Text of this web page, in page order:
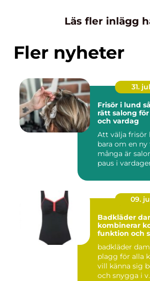
Läs fler inlägg
Fler nyheter
31. jul
Frisör i lund så hittar du
rätt salong
och vardag
Att välja frisör
bara om en ny
många är
paus i
09.
Badkläder
kombinerar
funktion och
badkläder
plagg för alla
vill känna sig
och snygga i